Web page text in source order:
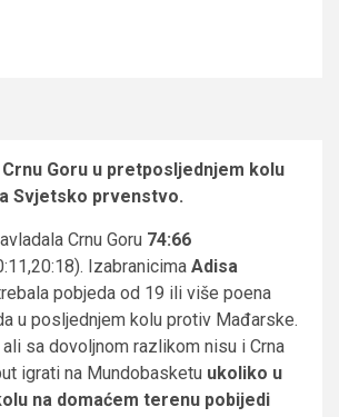
Goru u pretposljednjem kolu
Svjetsko prvenstvo.
Crnu Goru 74:66
Izabranicima Adisa
pobjeda od 19 ili više poena
u posljednjem kolu protiv Mađarske.
sa dovoljnom razlikom nisu i Crna
igrati na Mundobasketu ukoliko u
na domaćem terenu pobijedi